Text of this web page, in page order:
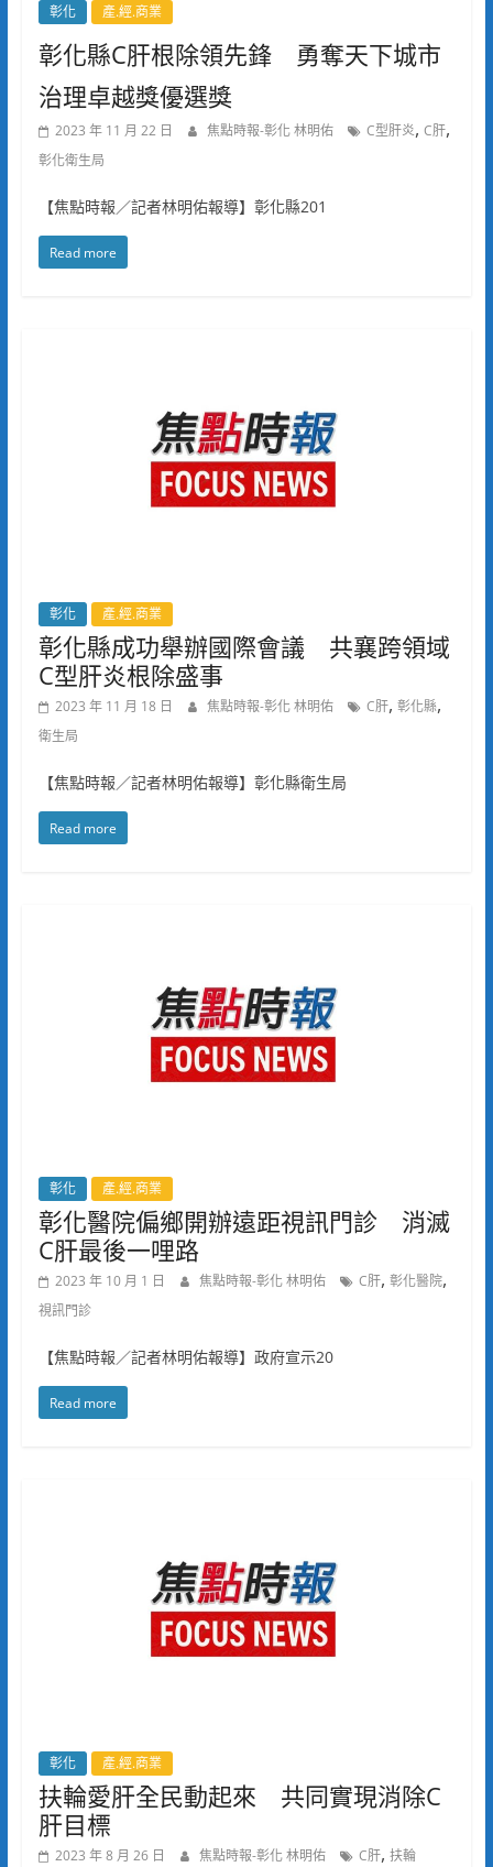
彰化 產.經.商業
彰化縣C肝根除領先鋒 勇奪天下城市
治理卓越獎優選獎
2023 年 11 月 22 日 焦點時報-彰化 林明佑 C型肝炎, C肝,
彰化衛生局
【焦點時報／記者林明佑報導】彰化縣201
Read more
彰化 產.經.商業
彰化縣成功舉辦國際會議 共襄跨領域
C型肝炎根除盛事
2023 年 11 月 18 日 焦點時報-彰化 林明佑 C肝, 彰化縣,
衛生局
【焦點時報／記者林明佑報導】彰化縣衛生局
Read more
彰化 產.經.商業
彰化醫院偏鄉開辦遠距視訊門診 消滅
C肝最後一哩路
2023 年 10 月 1 日 焦點時報-彰化 林明佑 C肝, 彰化醫院,
視訊門診
【焦點時報／記者林明佑報導】政府宣示20
Read more
彰化 產.經.商業
扶輪愛肝全民動起來 共同實現消除C
肝目標
2023 年 8 月 26 日 焦點時報-彰化 林明佑 C肝, 扶輪